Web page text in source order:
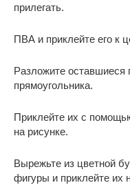
прилегать.
ПВА и приклейте его к
Разложите оставшиеся
прямоугольника.
Приклейте их с
на рисунке.
Вырежьте из цветной
фигуры и приклейте их